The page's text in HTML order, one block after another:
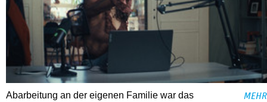
Abarbeitung an der eigenen Familie war das
MEHR